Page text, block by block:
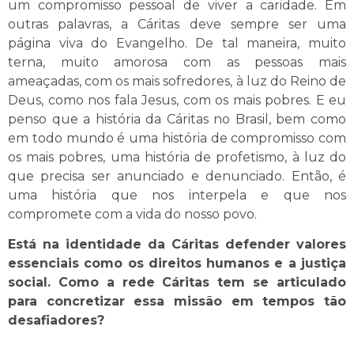
um compromisso pessoal de viver a caridade. Em
outras palavras, a Cáritas deve sempre ser uma
página viva do Evangelho. De tal maneira, muito
terna, muito amorosa com as pessoas mais
ameaçadas, com os mais sofredores, à luz do Reino de
Deus, como nos fala Jesus, com os mais pobres. E eu
penso que a história da Cáritas no Brasil, bem como
em todo mundo é uma história de compromisso com
os mais pobres, uma história de profetismo, à luz do
que precisa ser anunciado e denunciado. Então, é
uma história que nos interpela e que nos
compromete com a vida do nosso povo.
Está na identidade da Cáritas defender valores
essenciais como os direitos humanos e a justiça
social. Como a rede Cáritas tem se articulado
para concretizar essa missão em tempos tão
desafiadores?